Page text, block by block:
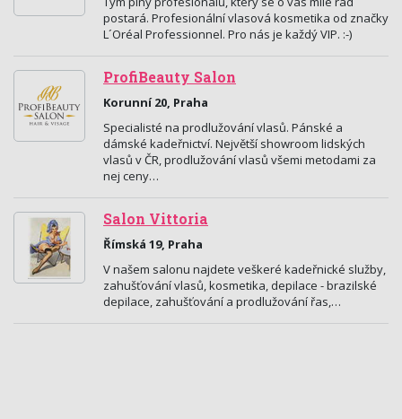
postará. Profesionální vlasová kosmetika od značky
L´Oréal Professionnel. Pro nás je každý VIP. :-)
ProfiBeauty Salon
Korunní 20, Praha
Specialisté na prodlužování vlasů. Pánské a
dámské kadeřnictví. Největší showroom lidských
vlasů v ČR, prodlužování vlasů všemi metodami za
nej ceny…
Salon Vittoria
Římská 19, Praha
V našem salonu najdete veškeré kadeřnické služby,
zahušťování vlasů, kosmetika, depilace - brazilské
depilace, zahušťování a prodlužování řas,…